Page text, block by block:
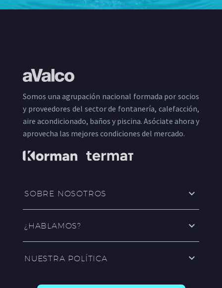
Somos una agrupación nacional formada por socios
y proveedores del sector de fontanería, calefacción,
aire acondicionado, baños y piscina. Asóciate ahora y
aprovecha las mejores condiciones del mercado.
SOBRE NOSOTROS
¿HABLAMOS?
NUESTRA POLÍTICA